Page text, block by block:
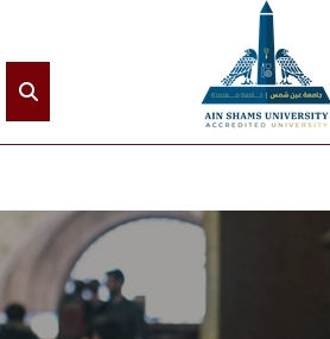
الرئيسيـة
عن الجامعة